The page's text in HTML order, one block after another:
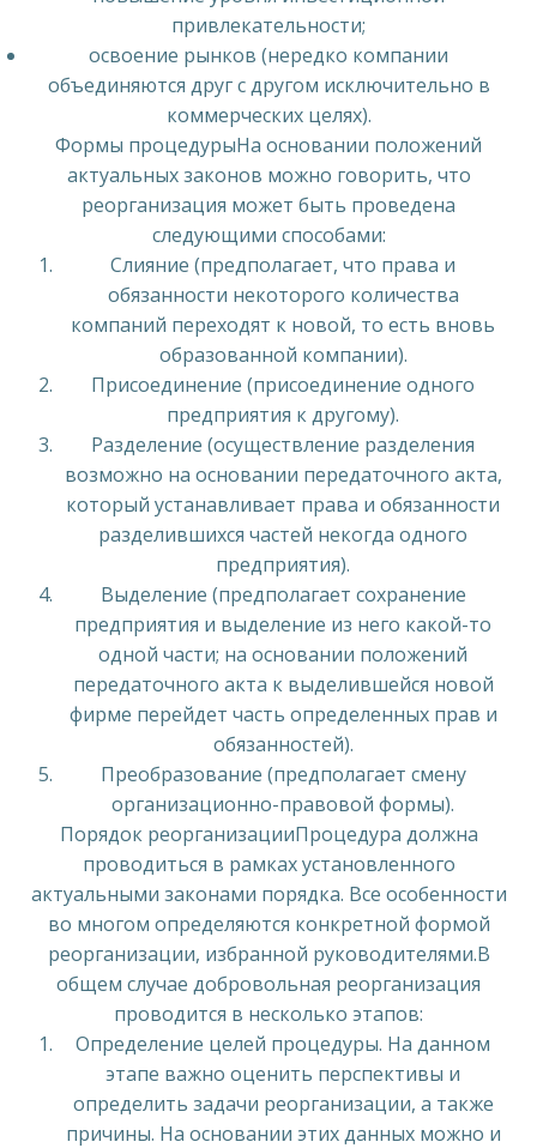
привлекательности;
освоение рынков (нередко компании
объединяются друг с другом исключительно в
коммерческих целях).
Формы процедурыНа основании положений
актуальных законов можно говорить, что
реорганизация может быть проведена
следующими способами:
Слияние (предполагает, что права и
обязанности некоторого количества
компаний переходят к новой, то есть вновь
образованной компании).
Присоединение (присоединение одного
предприятия к другому).
Разделение (осуществление разделения
возможно на основании передаточного акта,
который устанавливает права и обязанности
разделившихся частей некогда одного
предприятия).
Выделение (предполагает сохранение
предприятия и выделение из него какой-то
одной части; на основании положений
передаточного акта к выделившейся новой
фирме перейдет часть определенных прав и
обязанностей).
Преобразование (предполагает смену
организационно-правовой формы).
Порядок реорганизацииПроцедура должна
проводиться в рамках установленного
актуальными законами порядка. Все особенности
во многом определяются конкретной формой
реорганизации, избранной руководителями.В
общем случае добровольная реорганизация
проводится в несколько этапов:
Определение целей процедуры. На данном
этапе важно оценить перспективы и
определить задачи реорганизации, а также
причины. На основании этих данных можно и